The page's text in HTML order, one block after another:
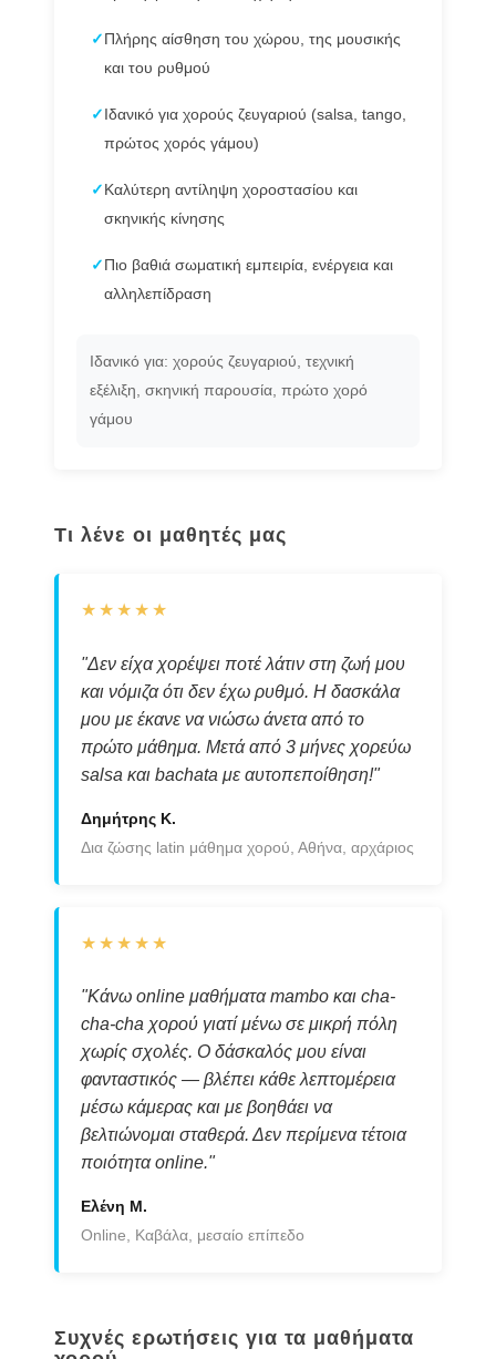
✓ Πλήρης αίσθηση του χώρου, της μουσικής
και του ρυθμού
✓ Ιδανικό για χορούς ζευγαριού (salsa, tango,
πρώτος χορός γάμου)
✓ Καλύτερη αντίληψη χοροστασίου και
σκηνικής κίνησης
✓ Πιο βαθιά σωματική εμπειρία, ενέργεια και
αλληλεπίδραση
Ιδανικό για: χορούς ζευγαριού, τεχνική
εξέλιξη, σκηνική παρουσία, πρώτο χορό
γάμου
Τι λένε οι μαθητές μας
★★★★★
"Δεν είχα χορέψει ποτέ λάτιν στη ζωή μου
και νόμιζα ότι δεν έχω ρυθμό. Η δασκάλα
μου με έκανε να νιώσω άνετα από το
πρώτο μάθημα. Μετά από 3 μήνες χορεύω
salsa και bachata με αυτοπεποίθηση!"
Δημήτρης Κ.
Δια ζώσης latin μάθημα χορού, Αθήνα, αρχάριος
★★★★★
"Κάνω online μαθήματα mambo και cha-
cha-cha χορού γιατί μένω σε μικρή πόλη
χωρίς σχολές. Ο δάσκαλός μου είναι
φανταστικός — βλέπει κάθε λεπτομέρεια
μέσω κάμερας και με βοηθάει να
βελτιώνομαι σταθερά. Δεν περίμενα τέτοια
ποιότητα online."
Ελένη Μ.
Online, Καβάλα, μεσαίο επίπεδο
Συχνές ερωτήσεις για τα μαθήματα